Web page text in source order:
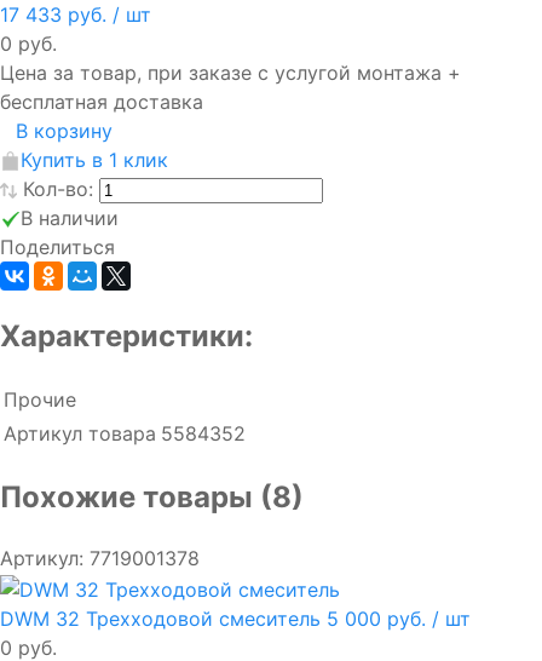
17 433 руб. / шт
0 руб.
Цена за товар, при заказе с услугой монтажа +
бесплатная доставка
В корзину
Купить в 1 клик
Кол-во:
В наличии
Поделиться
Характеристики:
Прочие
Артикул товара 5584352
Похожие товары (8)
Артикул: 7719001378
DWM 32 Трехходовой смеситель 5 000 руб. / шт
0 руб.